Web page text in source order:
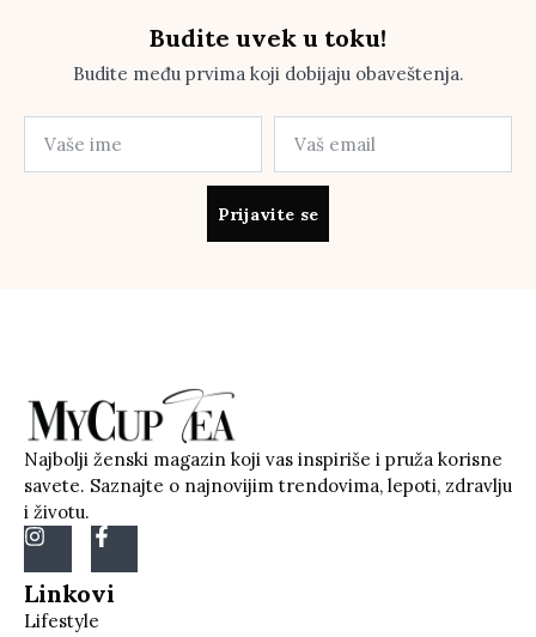
Budite uvek u toku!
Budite među prvima koji dobijaju obaveštenja.
Prijavite se
Najbolji ženski magazin koji vas inspiriše i pruža korisne
savete. Saznajte o najnovijim trendovima, lepoti, zdravlju
i životu.
Linkovi
Lifestyle